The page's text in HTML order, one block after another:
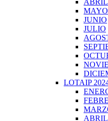
ABRIL
MAYO
JUNIO
JULIO
LOTAIP
ABRIL